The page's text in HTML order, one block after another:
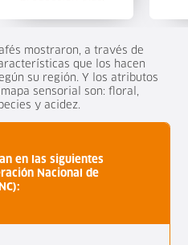
mostraron, a través de
que los hacen
su región. Y los atributos
sensorial son: floral,
y acidez.
en las siguientes
Nacional de